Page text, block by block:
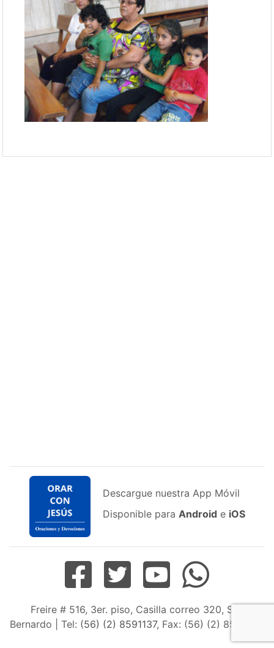
Descargue nuestra App Móvil
Disponible para Android e iOS
Freire # 516, 3er. piso, Casilla correo 320, San
Bernardo | Tel: (56) (2) 8591137, Fax: (56) (2) 8598163